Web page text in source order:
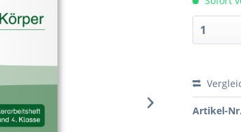
Artikel-